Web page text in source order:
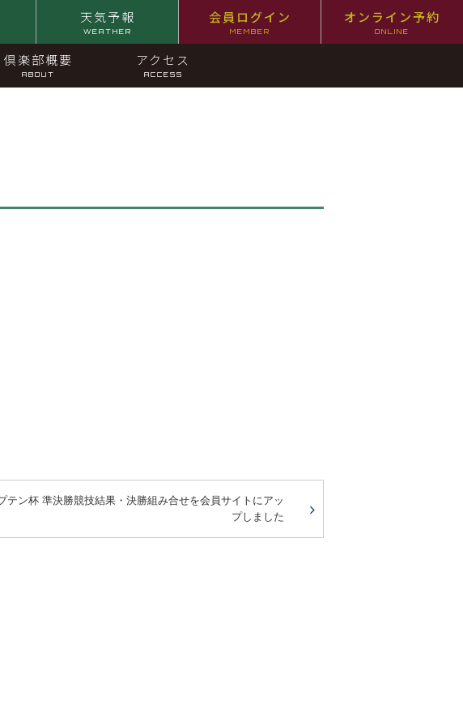
天気予報
WEATHER
会員ログイン
MEMBER
オンライン予約
ONLINE
倶楽部概要
ABOUT
アクセス
ACCESS
テン杯 準決勝競技結果・決勝組み合せを会員サイトにアッ
プしました